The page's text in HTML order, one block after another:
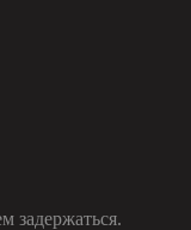
задержаться.